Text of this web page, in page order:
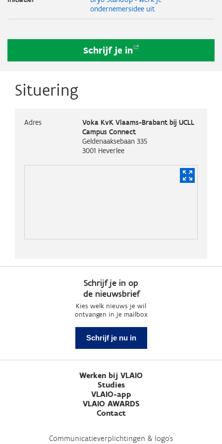
ondernemersidee uit
Schrijf je in
Situering
Adres
Voka KvK Vlaams-Brabant bij UCLL
Campus Connect
Geldenaaksebaan 335
3001 Heverlee
Schrijf je in op
de nieuwsbrief
Kies welk nieuws je wil
ontvangen in je mailbox
Schrijf je nu in
Werken bij VLAIO
Studies
VLAIO-app
VLAIO AWARDS
Contact
Communicatieverplichtingen & logo's